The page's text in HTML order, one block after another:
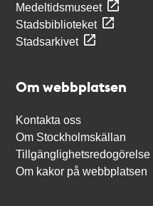
Medeltidsmuseet
Stadsbiblioteket
Stadsarkivet
Om webbplatsen
Kontakta oss
Om Stockholmskällan
Tillgänglighetsredogörelse
Om kakor på webbplatsen